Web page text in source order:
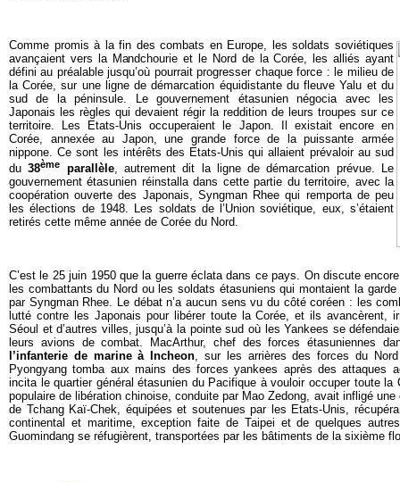
Comme promis à la fin des combats en Europe, les soldats soviétiques
avançaient vers la Mandchourie et le Nord de la Corée, les alliés ayant
défini au préalable jusqu’où pourrait progresser chaque force : le milieu de
la Corée, sur une ligne de démarcation équidistante du fleuve Yalu et du
sud de la péninsule. Le gouvernement étasunien négocia avec les
Japonais les règles qui devaient régir la reddition de leurs troupes sur ce
territoire. Les Etats-Unis occuperaient le Japon. Il existait encore en
Corée, annexée au Japon, une grande force de la puissante armée
nippone. Ce sont les intérêts des Etats-Unis qui allaient prévaloir au sud
du38ème parallèle, autrement dit la ligne de démarcation prévue. Le
gouvernement étasunien réinstalla dans cette partie du territoire, avec la
coopération ouverte des Japonais, Syngman Rhee qui remporta de peu
les élections de 1948. Les soldats de l’Union soviétique, eux, s’étaient
retirés cette même année de Corée du Nord.
C’est le 25 juin 1950 que la guerre éclata dans ce pays. On discute
les combattants du Nord ou les soldats étasuniens qui montaient la
par Syngman Rhee. Le débat n’a aucun sens vu du côté coréen : les
lutté contre les Japonais pour libérer toute la Corée, et ils avancèrent,
Séoul et d’autres villes, jusqu’à la pointe sud où les Yankees se
leurs avions de combat.
MacArthur, chef des forces étasuniennes
l’infanterie de marine à Incheon , sur les arrières des forces du
Pyongyang tomba aux mains des forces yankees après des attaques
incita le quartier général étasunien du Pacifique à vouloir occuper toute la
populaire de libération chinoise, conduite par Mao Zedong, avait infligé
de Tchang Kaï-Chek, équipées et soutenues par les Etats-Unis,
continental et maritime, exception faite de Taipei et de quelques
Guomindang se réfugièrent, transportées par les bâtiments de la sixième